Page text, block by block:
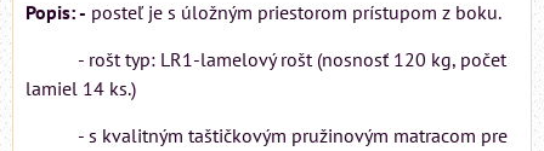
Popis: - posteľ je s úložným priestorom prístupom z boku.
- rošt typ: LR1-lamelový rošt (nosnosť 120 kg, počet
lamiel 14 ks.)
- s kvalitným taštičkovým pružinovým matracom pre